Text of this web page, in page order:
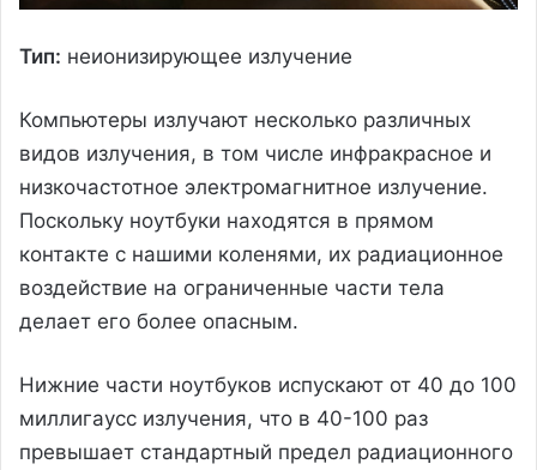
Тип: неионизирующее излучение
Компьютеры излучают несколько различных
видов излучения, в том числе инфракрасное и
низкочастотное электромагнитное излучение.
Поскольку ноутбуки находятся в прямом
контакте с нашими коленями, их радиационное
воздействие на ограниченные части тела
делает его более опасным.
Нижние части ноутбуков испускают от 40 до 100
миллигаусс излучения, что в 40-100 раз
превышает стандартный предел радиационного